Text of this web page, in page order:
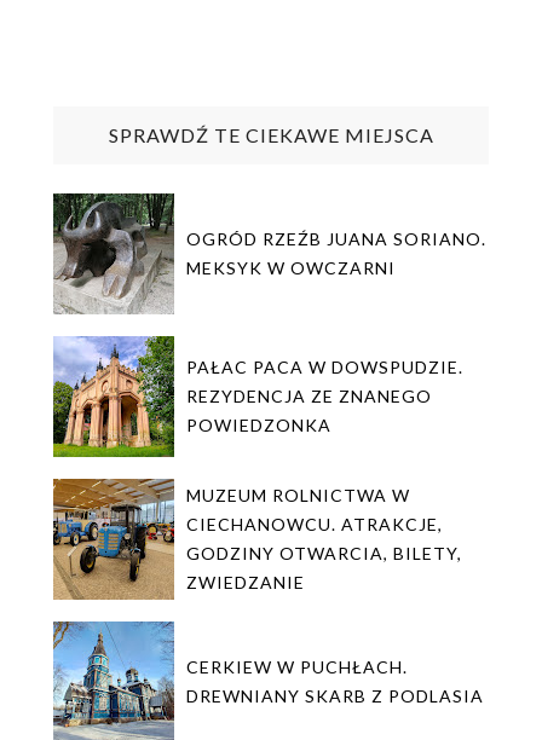
SPRAWDŹ TE CIEKAWE MIEJSCA
OGRÓD RZEŹB JUANA SORIANO.
MEKSYK W OWCZARNI
PAŁAC PACA W DOWSPUDZIE.
REZYDENCJA ZE ZNANEGO
POWIEDZONKA
MUZEUM ROLNICTWA W
CIECHANOWCU. ATRAKCJE,
GODZINY OTWARCIA, BILETY,
ZWIEDZANIE
CERKIEW W PUCHŁACH.
DREWNIANY SKARB Z PODLASIA